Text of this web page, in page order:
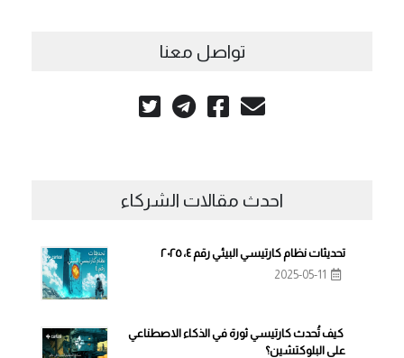
تواصل معنا
احدث مقالات الشركاء
تحديثات نظام كارتيسي البيئي رقم ٤، ٢٠٢٥
2025-05-11
كيف تُحدث كارتيسي ثورة في الذكاء الاصطناعي
على البلوكتشين؟